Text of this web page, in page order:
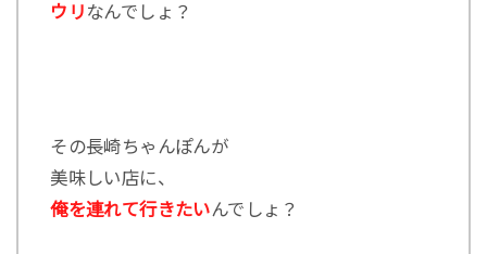
ウリ なんでしょ？
その長崎ちゃんぽんが
美味しい店に、
俺を連れて行きたいんでしょ？